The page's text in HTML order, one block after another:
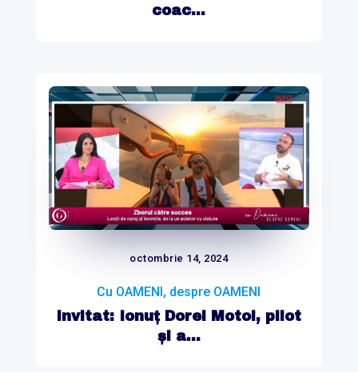
coac...
octombrie 14, 2024
Cu OAMENI, despre OAMENI
Invitat: Ionuț Dorel Motoi, pilot
și a...